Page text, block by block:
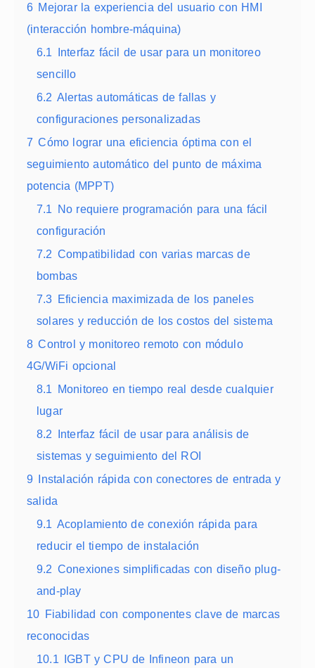
6 Mejorar la experiencia del usuario con HMI
(interacción hombre-máquina)
6.1 Interfaz fácil de usar para un monitoreo
sencillo
6.2 Alertas automáticas de fallas y
configuraciones personalizadas
7 Cómo lograr una eficiencia óptima con el
seguimiento automático del punto de máxima
potencia (MPPT)
7.1 No requiere programación para una fácil
configuración
7.2 Compatibilidad con varias marcas de
bombas
7.3 Eficiencia maximizada de los paneles
solares y reducción de los costos del sistema
8 Control y monitoreo remoto con módulo
4G/WiFi opcional
8.1 Monitoreo en tiempo real desde cualquier
lugar
8.2 Interfaz fácil de usar para análisis de
sistemas y seguimiento del ROI
9 Instalación rápida con conectores de entrada y
salida
9.1 Acoplamiento de conexión rápida para
reducir el tiempo de instalación
9.2 Conexiones simplificadas con diseño plug-
and-play
10 Fiabilidad con componentes clave de marcas
reconocidas
10.1 IGBT y CPU de Infineon para un